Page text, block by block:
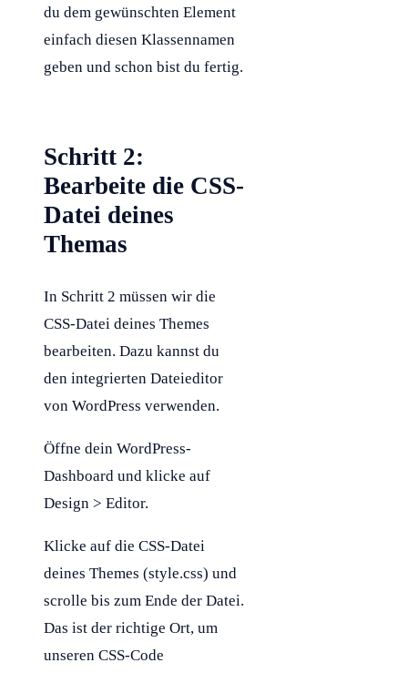
du dem gewünschten Element
einfach diesen Klassennamen
geben und schon bist du fertig.
Schritt 2:
Bearbeite die CSS-
Datei deines
Themas
In Schritt 2 müssen wir die
CSS-Datei deines Themes
bearbeiten. Dazu kannst du
den integrierten Dateieditor
von WordPress verwenden.
Öffne dein WordPress-
Dashboard und klicke auf
Design > Editor.
Klicke auf die CSS-Datei
deines Themes (style.css) und
scrolle bis zum Ende der Datei.
Das ist der richtige Ort, um
unseren CSS-Code